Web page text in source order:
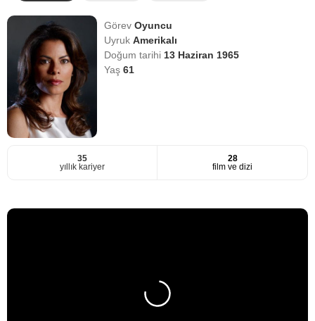
GörevOyuncu
UyrukAmerikalı
Doğum tarihi 13 Haziran 1965
Yaş61
35
yıllık kariyer
28
film ve dizi